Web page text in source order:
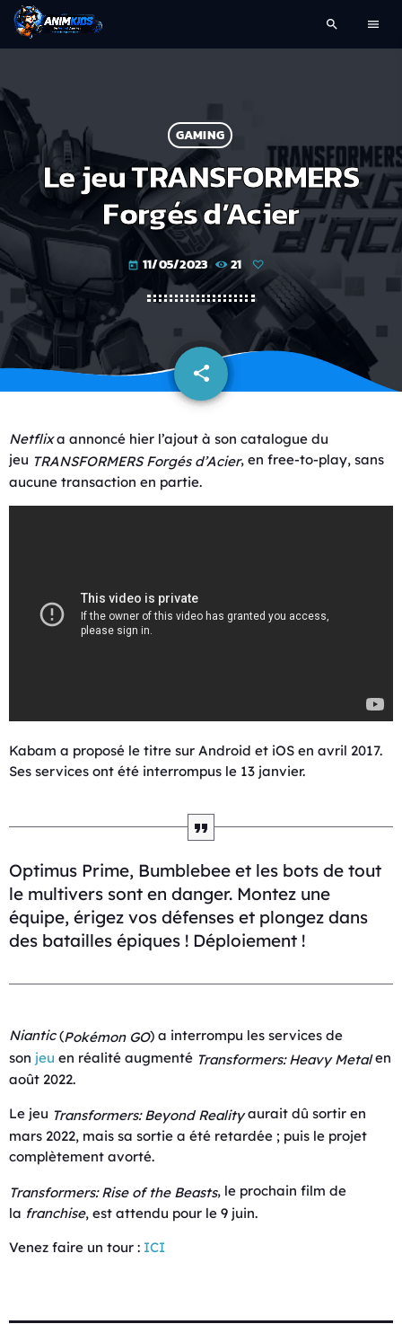
search menu
GAMING
Le jeu TRANSFORMERS
Forgés d’Acier
today 11/05/2023 21
share
email
Netflixa annoncé hier l’ajout à son catalogue du
jeu TRANSFORMERS Forgés d’Acier, en free-to-play, sans
aucune transaction en partie.
Kabam a proposé le titre sur Android et iOS en avril 2017.
Ses services ont été interrompus le 13 janvier.
Optimus Prime, Bumblebee et les bots de tout
le multivers sont en danger. Montez une
équipe, érigez vos défenses et plongez dans
des batailles épiques ! Déploiement !
Niantic(Pokémon GO) a interrompu les services de
son jeu en réalité augmenté Transformers: Heavy Metalen
août 2022.
Le jeu Transformers: Beyond Realityaurait dû sortir en
mars 2022, mais sa sortie a été retardée ; puis le projet
complètement avorté.
Transformers: Rise of the Beasts, le prochain film de
la franchise, est attendu pour le 9 juin.
Venez faire un tour : ICI